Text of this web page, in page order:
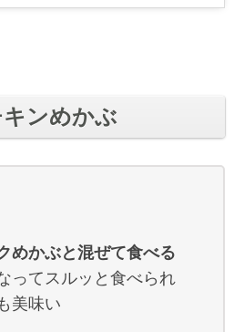
ンめかぶ
めかぶと混ぜて食べる
ってスルッと食べられ
美味い